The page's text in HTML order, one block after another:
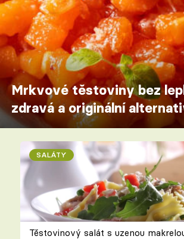
Mrkvové těstoviny bez
zdravá a originální
SALÁTY
Těstovinový salát s uzenou